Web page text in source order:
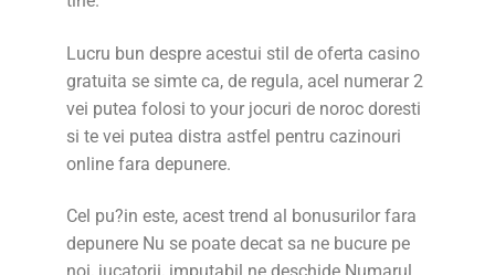
Lucru bun despre acestui stil de oferta casino
gratuita se simte ca, de regula, acel numerar 2
vei putea folosi to your jocuri de noroc doresti
si te vei putea distra astfel pentru cazinouri
online fara depunere.
Cel pu?in este, acest trend al bonusurilor fara
depunere Nu se poate decat sa ne bucure pe